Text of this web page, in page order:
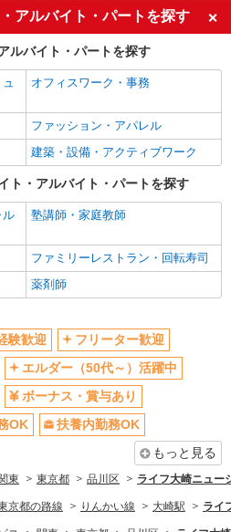
フリーター歓迎
エルダー（50代～）活躍中
ボーナス・賞与あり
週2～3日勤務OK
交通費支給
接客サービス
ミドル（40代～）活躍中
交通費支給
アルバイト・パートを探す
ルバイト・パートを探す
オフィスワーク・事務
ファッション・アパレル
建築・設備・アクティブワーク
ト・アルバイト・パートを探す
ル
塾講師・家庭教師
ファミリーレストラン・回転寿司
薬剤師
験歓迎
フリーター歓迎
エルダー（50代～）活躍中
ボーナス・賞与あり
OK
扶養内勤務OK
もっと見る
東 東京都 品川区 ライフ大崎ニュー
京都の路線 りんかい線 大崎駅 ライ